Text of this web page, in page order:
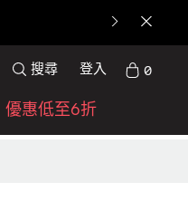
優惠低至6折
搜尋 登入 0